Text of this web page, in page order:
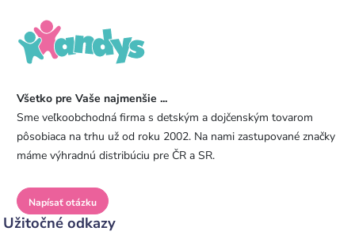
Všetko pre Vaše najmenšie ...
Sme veľkoobchodná firma s detským a dojčenským tovarom
pôsobiaca na trhu už od roku 2002. Na nami zastupované značky
máme výhradnú distribúciu pre ČR a SR.
Napísať otázku
Užitočné odkazy